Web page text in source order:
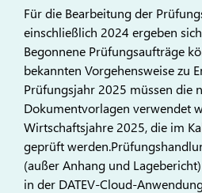
Für die Bearbeitung der
einschließlich 2024 ergeben
Begonnene Prüfungsaufträge
bekannten Vorgehensweise zu
Prüfungsjahr 2025 müssen die
Dokumentvorlagen verwendet
Wirtschaftsjahre 2025, die im
geprüft
(außer Anhang und
in der DATEV-Cloud-